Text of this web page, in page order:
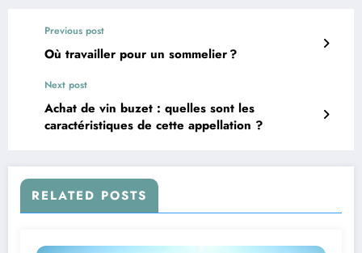
Previous post
Où travailler pour un sommelier ?
Next post
Achat de vin buzet : quelles sont les
caractéristiques de cette appellation ?
RELATED POSTS